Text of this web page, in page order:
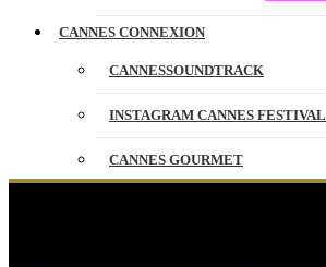
CANNES CONNEXION
CANNESSOUNDTRACK
INSTAGRAM CANNES FESTIVAL
CANNES GOURMET